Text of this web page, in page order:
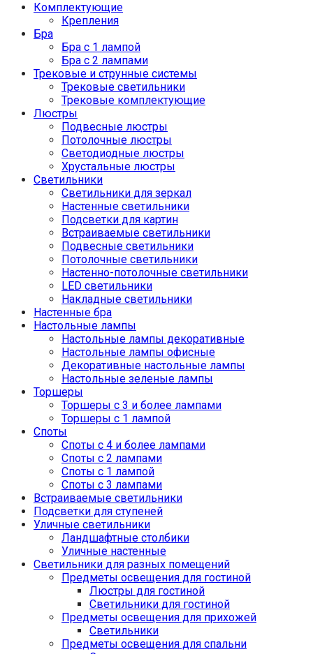
Комплектующие
Крепления
Бра
Бра с 1 лампой
Бра с 2 лампами
Трековые и струнные системы
Трековые светильники
Трековые комплектующие
Люстры
Подвесные люстры
Потолочные люстры
Светодиодные люстры
Хрустальные люстры
Светильники
Светильники для зеркал
Настенные светильники
Подсветки для картин
Встраиваемые светильники
Подвесные светильники
Потолочные светильники
Настенно-потолочные светильники
LED светильники
Накладные светильники
Настенные бра
Настольные лампы
Настольные лампы декоративные
Настольные лампы офисные
Декоративные настольные лампы
Настольные зеленые лампы
Торшеры
Торшеры с 3 и более лампами
Торшеры с 1 лампой
Споты
Споты с 4 и более лампами
Споты с 2 лампами
Споты с 1 лампой
Споты с 3 лампами
Встраиваемые светильники
Подсветки для ступеней
Уличные светильники
Ландшафтные столбики
Уличные настенные
Светильники для разных помещений
Предметы освещения для гостиной
Люстры для гостиной
Светильники для гостиной
Предметы освещения для прихожей
Светильники
Предметы освещения для спальни